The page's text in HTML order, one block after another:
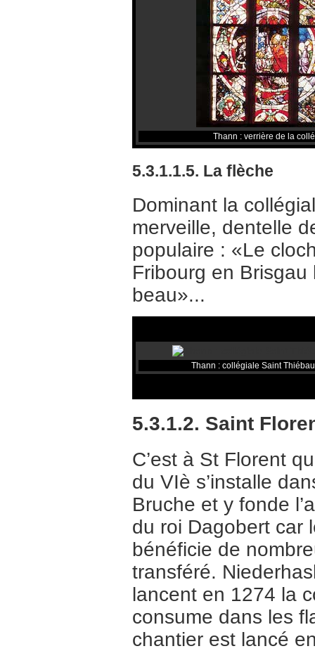
Thann : verrière de la
5.3.1.1.5. La flèche
Dominant la
merveille, dentelle
populaire : «Le
Fribourg en
beau»...
Thann : collégiale Saint
5.3.1.2. Saint
C’est à St Florent
du VIè s’installe
Bruche et y fonde
du roi Dagobert car
bénéficie de
transféré.
lancent en 1274 la
consume dans les
chantier est lancé